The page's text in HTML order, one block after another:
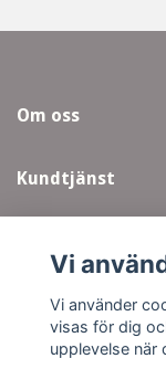
Om oss
Kundtjänst
Sociala medier
Vi
Vi använder
visas för dig
upplevelse när